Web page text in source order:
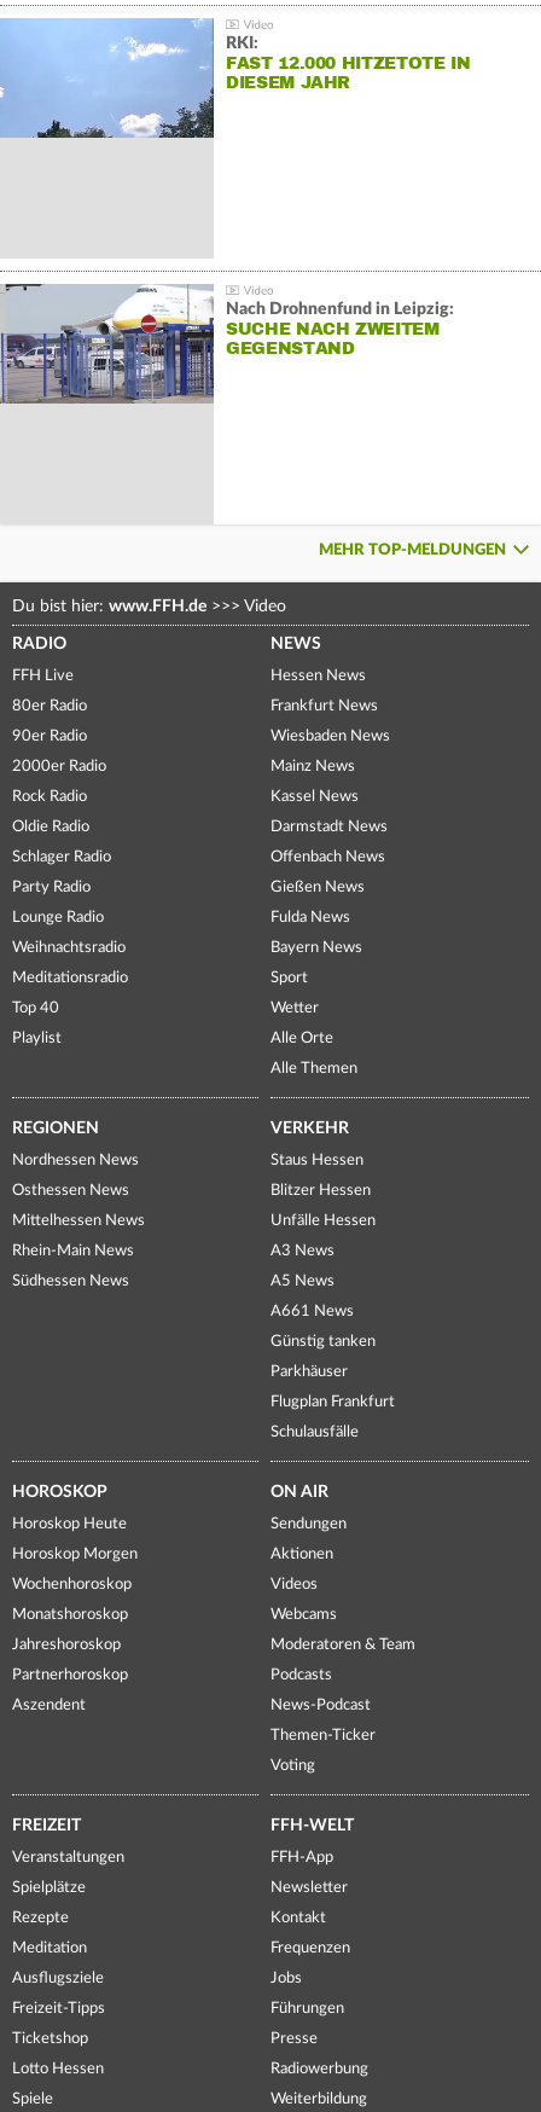
RKI:
FAST 12.000 HITZETOTE IN
DIESEM JAHR
Nach Drohnenfund in Leipzig:
SUCHE NACH ZWEITEM
GEGENSTAND
MEHR TOP-MELDUNGEN
Du bist hier: www.FFH.de >>> Video
RADIO
FFH Live
80er Radio
90er Radio
2000er Radio
Rock Radio
Oldie Radio
Schlager Radio
Party Radio
Lounge Radio
Weihnachtsradio
Meditationsradio
Top 40
Playlist
NEWS
Hessen News
Frankfurt News
Wiesbaden News
Mainz News
Kassel News
Darmstadt News
Offenbach News
Gießen News
Fulda News
Bayern News
Sport
Wetter
Alle Orte
Alle Themen
REGIONEN
Nordhessen News
Osthessen News
Mittelhessen News
Rhein-Main News
Südhessen News
VERKEHR
Staus Hessen
Blitzer Hessen
Unfälle Hessen
A3 News
A5 News
A661 News
Günstig tanken
Parkhäuser
Flugplan Frankfurt
Schulausfälle
HOROSKOP
Horoskop Heute
Horoskop Morgen
Wochenhoroskop
Monatshoroskop
Jahreshoroskop
Partnerhoroskop
Aszendent
ON AIR
Sendungen
Aktionen
Videos
Webcams
Moderatoren & Team
Podcasts
News-Podcast
Themen-Ticker
Voting
FREIZEIT
Veranstaltungen
Spielplätze
Rezepte
Meditation
Ausflugsziele
Freizeit-Tipps
Ticketshop
Lotto Hessen
Spiele
FFH-WELT
FFH-App
Newsletter
Kontakt
Frequenzen
Jobs
Führungen
Presse
Radiowerbung
Weiterbildung